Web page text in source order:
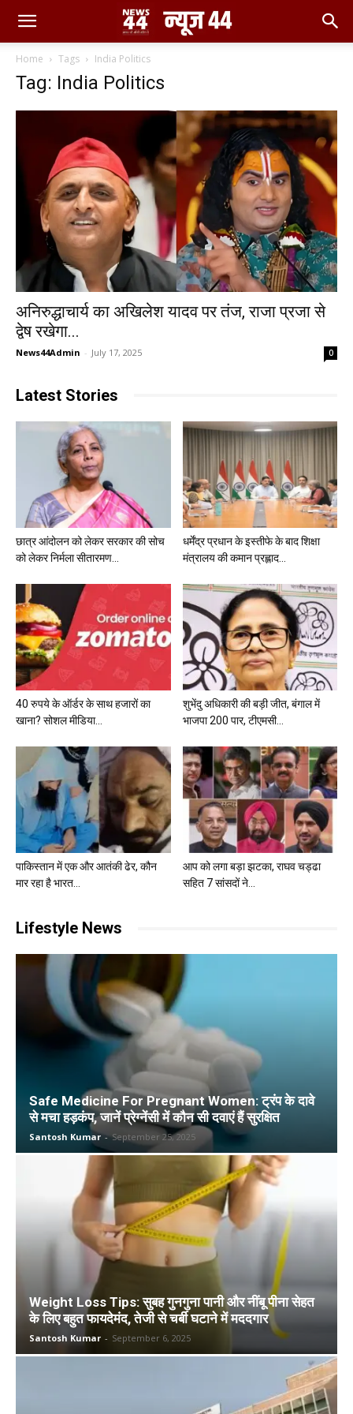
Home Tags India Politics
Tag: India Politics
अनिरुद्धाचार्य का अखिलेश यादव पर तंज, राजा प्रजा से
द्वेष रखेगा...
News44Admin - July 17, 2025 0
Latest Stories
छात्र आंदोलन को लेकर सरकार की सोच
को लेकर निर्मला सीतारमण...
धर्मेंद्र प्रधान के इस्तीफे के बाद शिक्षा
मंत्रालय की कमान प्रह्लाद...
40 रुपये के ऑर्डर के साथ हजारों का
खाना? सोशल मीडिया...
शुभेंदु अधिकारी की बड़ी जीत, बंगाल में
भाजपा 200 पार, टीएमसी...
पाकिस्तान में एक और आतंकी ढेर, कौन
मार रहा है भारत...
आप को लगा बड़ा झटका, राघव चड्ढा
सहित 7 सांसदों ने...
Lifestyle News
Safe Medicine For Pregnant Women: ट्रंप के दावे
से मचा हड़कंप, जानें प्रेग्नेंसी में कौन सी दवाएं हैं सुरक्षित
Santosh Kumar - September 25, 2025
Weight Loss Tips: सुबह गुनगुना पानी और नींबू पीना सेहत
के लिए बहुत फायदेमंद, तेजी से चर्बी घटाने में मददगार
Santosh Kumar - September 6, 2025